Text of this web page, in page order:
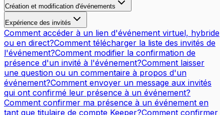
Création et modification d'événements
Expérience des invités
Comment accéder à un lien d'événement virtuel, hybride
ou en direct?Comment télécharger la liste des invités de
l'événement?Comment modifier la confirmation de
présence d'un invité à l'événement?Comment laisser
une question ou un commentaire à propos d'un
événement?Comment envoyer un message aux invités
qui ont confirmé leur présence à un événement?
Comment confirmer ma présence à un événement en
tant que titulaire de compte Keeper?Comment confirmer